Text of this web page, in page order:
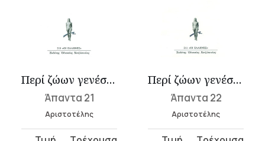
Περί ζώων γενέσεως Α΄, Β΄
Άπαντα 21
Αριστοτέλης
Περί ζώων γενέσεως Γ΄-Ε΄
Άπαντα 22
Αριστοτέλης